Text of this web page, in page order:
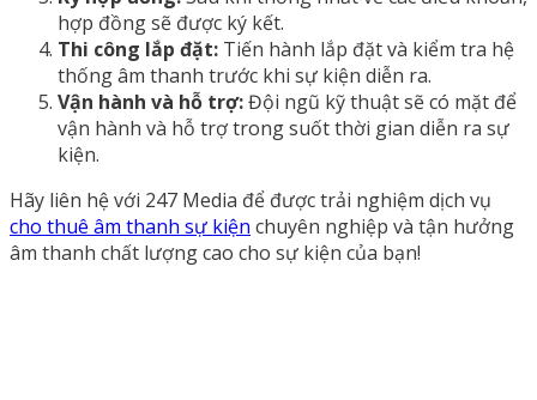
hợp đồng sẽ được ký kết.
Thi công lắp đặt: Tiến hành lắp đặt và kiểm tra hệ
thống âm thanh trước khi sự kiện diễn ra.
Vận hành và hỗ trợ:Đội ngũ kỹ thuật sẽ có mặt để
vận hành và hỗ trợ trong suốt thời gian diễn ra sự
kiện.
Hãy liên hệ với 247 Media để được trải nghiệm dịch vụ
cho thuê âm thanh sự kiện chuyên nghiệp và tận hưởng
âm thanh chất lượng cao cho sự kiện của bạn!